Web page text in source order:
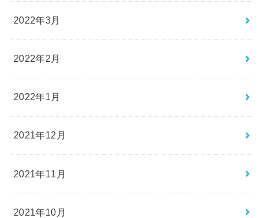
2022年3月
2022年2月
2022年1月
2021年12月
2021年11月
2021年10月